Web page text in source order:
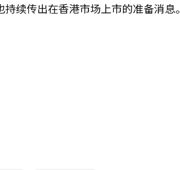
续传出在香港市场上市的准备消息。